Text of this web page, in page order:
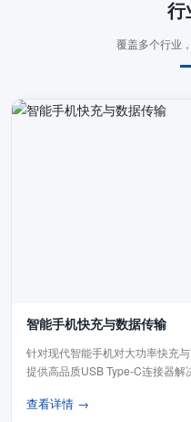
行
覆盖多个行业
智能手机快充与数据传输
针对现代智能手机对大功率快充
提供高品质USB Type-C连接器解
查看详情 →